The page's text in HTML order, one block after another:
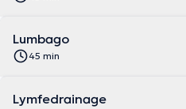
Lumbago
45 min
Lymfedrainage